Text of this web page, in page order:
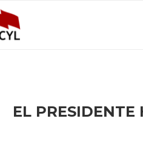
EL PRESIDENTE